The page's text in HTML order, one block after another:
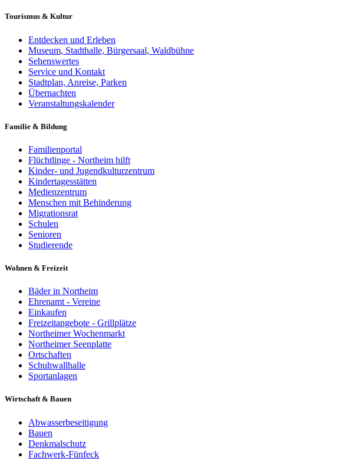
Tourismus & Kultur
Entdecken und Erleben
Museum, Stadthalle, Bürgersaal, Waldbühne
Sehenswertes
Service und Kontakt
Stadtplan, Anreise, Parken
Übernachten
Veranstaltungskalender
Familie & Bildung
Familienportal
Flüchtlinge - Northeim hilft
Kinder- und Jugendkulturzentrum
Kindertagesstätten
Medienzentrum
Menschen mit Behinderung
Migrationsrat
Schulen
Senioren
Studierende
Wohnen & Freizeit
Bäder in Northeim
Ehrenamt - Vereine
Einkaufen
Freizeitangebote - Grillplätze
Northeimer Wochenmarkt
Northeimer Seenplatte
Ortschaften
Schuhwallhalle
Sportanlagen
Wirtschaft & Bauen
Abwasserbeseitigung
Bauen
Denkmalschutz
Fachwerk-Fünfeck